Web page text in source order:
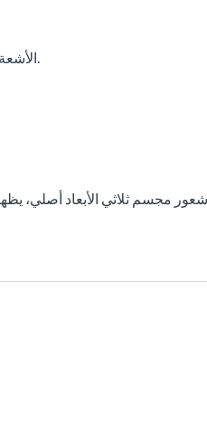
4. الأشعة المضادة للأشعة فوق البنفسجية، مبهمة ولكن مبهمة.